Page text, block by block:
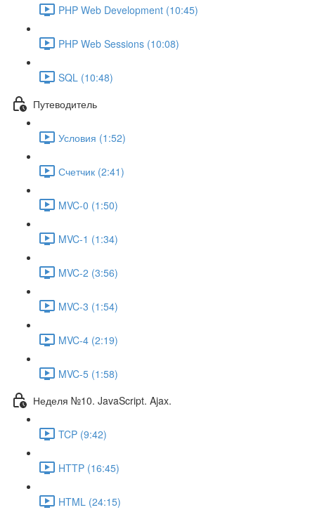
PHP Web Development (10:45)
PHP Web Sessions (10:08)
SQL (10:48)
Путеводитель
Условия (1:52)
Счетчик (2:41)
MVC-0 (1:50)
MVC-1 (1:34)
MVC-2 (3:56)
MVC-3 (1:54)
MVC-4 (2:19)
MVC-5 (1:58)
Неделя №10. JavaScript. Ajax.
TCP (9:42)
HTTP (16:45)
HTML (24:15)